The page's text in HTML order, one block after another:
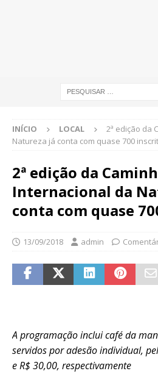
INÍCIO LOCAL
2ª edição da
Natureza já conta com quase 700
2ª edição da
Internacional da
conta com quase
13/09/2018 admin
A programação inclui café da
servidos por adesão individual,
e R$ 30,00, respectivamente